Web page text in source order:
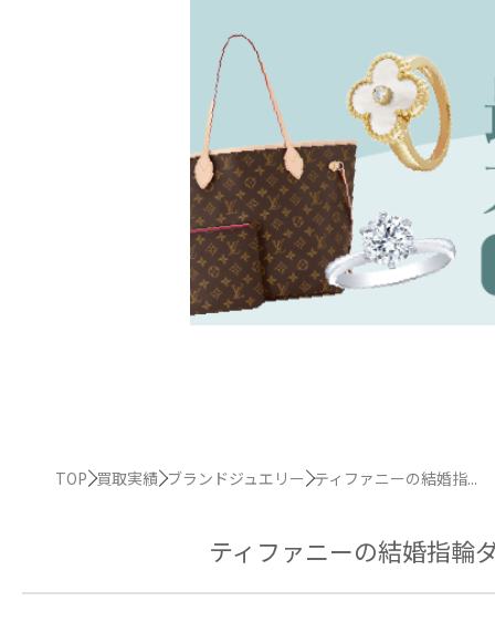
TOP 買取実績 ブランドジュエリー ティファニーの結婚指...
ティファニーの結婚指輪